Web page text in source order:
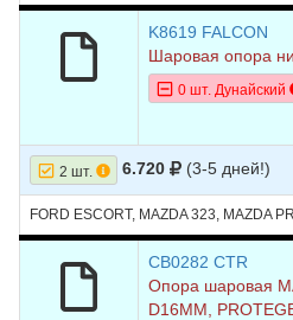
K8619 FALCON
Шаровая опора
0 шт. Дунайский
2 шт. 6.720 (3-5 дней!)
FORD ESCORT, MAZDA 323, MAZDA
CB0282 CTR
Опора шаровая
D16MM,